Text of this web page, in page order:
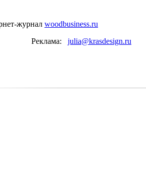
журнал woodbusiness.ru
Реклама: julia@krasdesign.ru